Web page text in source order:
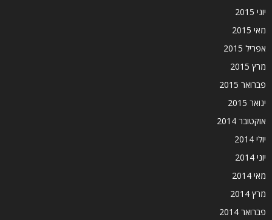
יוני 2015
מאי 2015
אפריל 2015
מרץ 2015
פברואר 2015
ינואר 2015
אוקטובר 2014
יולי 2014
יוני 2014
מאי 2014
מרץ 2014
פברואר 2014